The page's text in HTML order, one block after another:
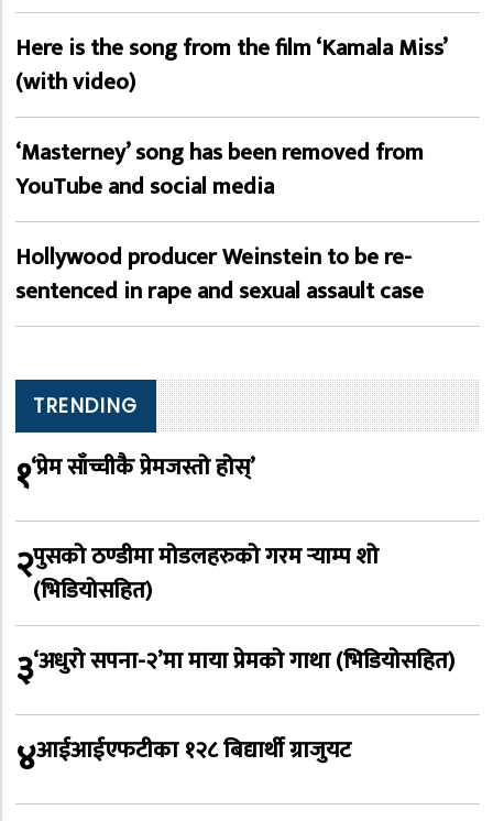
Here is the song from the film ‘Kamala Miss’
(with video)
‘Masterney’ song has been removed from
YouTube and social media
Hollywood producer Weinstein to be re-
sentenced in rape and sexual assault case
TRENDING
१‘प्रेम साँच्चीकै प्रेमजस्तो होस्’
२पुसको ठण्डीमा मोडलहरुको गरम र्‍याम्प शो
(भिडियोसहित)
३‘अधुरो सपना-२’मा माया प्रेमको गाथा (भिडियोसहित)
४आईआईएफटीका १२८ बिद्यार्थी ग्राजुयट